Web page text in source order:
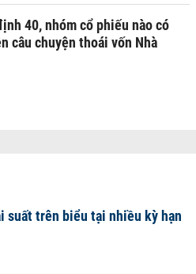
40, nhóm cổ phiếu nào có
câu chuyện thoái vốn Nhà
suất trên biểu tại nhiều kỳ hạn